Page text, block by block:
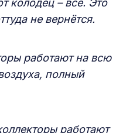
колодец – всё. Это
не вернётся.
работают на всю
полный
работают